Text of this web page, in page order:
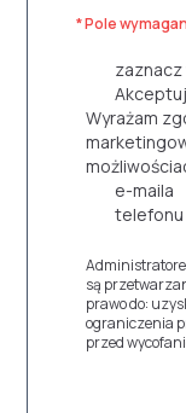
* Pole
Wyrażam
e-maila
telefonu
są
prawo do:
ograniczenia
przed